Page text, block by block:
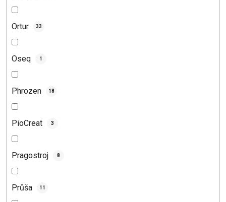
Ortur 33
Oseq 1
Phrozen 18
PioCreat 3
Pragostroj 8
Průša 11